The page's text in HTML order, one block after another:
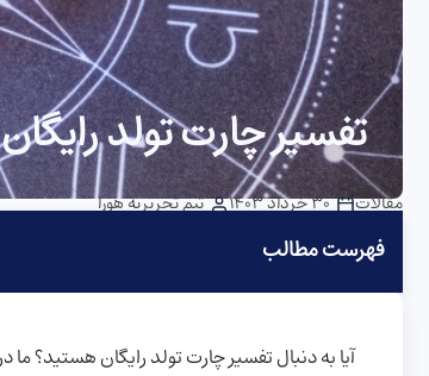
تفسیر چارت تولد رایگان
مقالات 30 خرداد 1403 تیم تحریریه هورا
فهرست مطالب
آیا به دنبال تفسیر چارت تولد رایگان هستید؟